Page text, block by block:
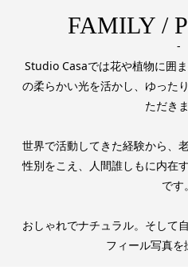
FAMILY /
-
Studio Casaでは花や植物に囲
の柔らかい光を活かし、ゆった
ただきま
世界で活動してきた経験から、
性別をこえ、人間誰しもに内在
です。
おしゃれでナチュラル。そして
フィール写真を